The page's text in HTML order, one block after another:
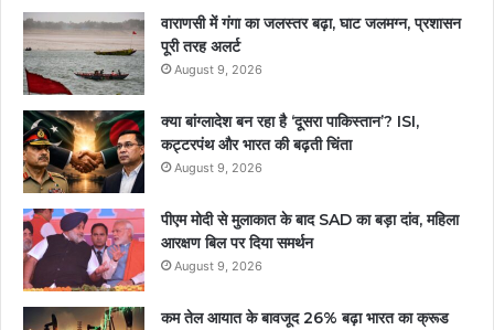
वाराणसी में गंगा का जलस्तर बढ़ा, घाट जलमग्न, प्रशासन
पूरी तरह अलर्ट
August 9, 2026
क्या बांग्लादेश बन रहा है ‘दूसरा पाकिस्तान’? ISI,
कट्टरपंथ और भारत की बढ़ती चिंता
August 9, 2026
पीएम मोदी से मुलाकात के बाद SAD का बड़ा दांव, महिला
आरक्षण बिल पर दिया समर्थन
August 9, 2026
कम तेल आयात के बावजूद 26% बढ़ा भारत का क्रूड